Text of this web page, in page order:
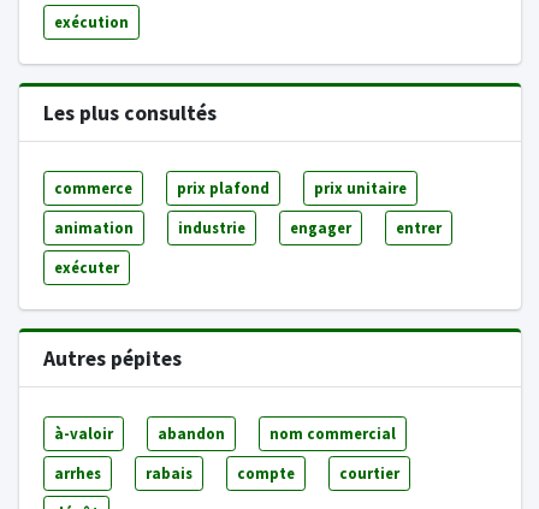
exécution
Les plus consultés
commerce prix plafond prix unitaire
animation industrie engager entrer
exécuter
Autres pépites
à-valoir abandon nom commercial
arrhes rabais compte courtier